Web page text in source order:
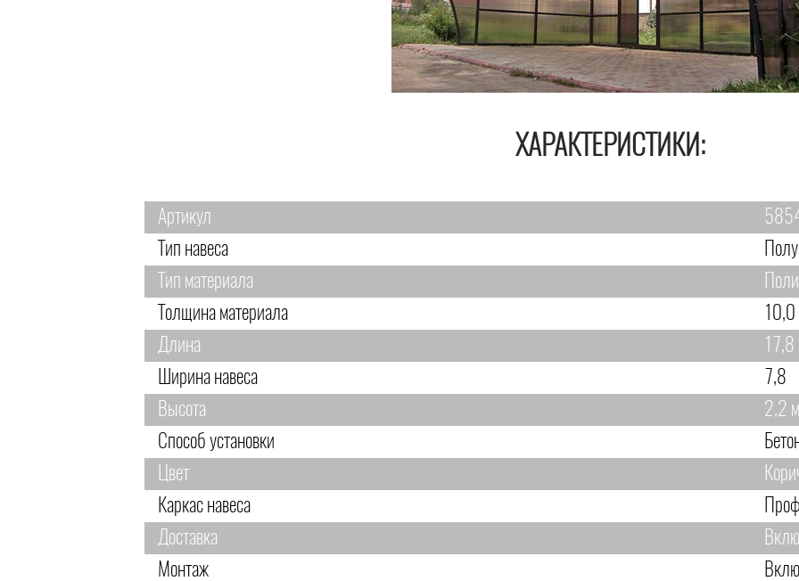
ХАРАКТЕРИСТИКИ:
Артикул
Тип навеса
Тип материала
Толщина материала
Длина
17,8
Ширина навеса
7,8
Высота
2,2 м
Способ установки
Цвет
Каркас навеса
Доставка
Монтаж